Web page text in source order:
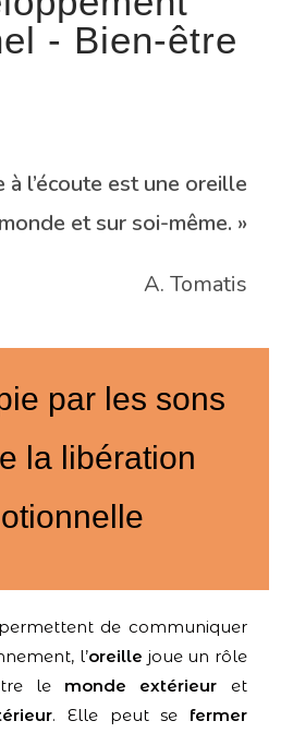
- Bien-être
à l’écoute est une oreille
et sur soi-même. »
A. Tomatis
par les sons
la libération
de communiquer
l’oreille joue un rôle
le monde extérieur et
. Elle peut se fermer